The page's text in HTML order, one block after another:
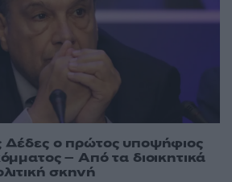
ο πρώτος υποψήφιος
– Από τα διοικητικά
σκηνή